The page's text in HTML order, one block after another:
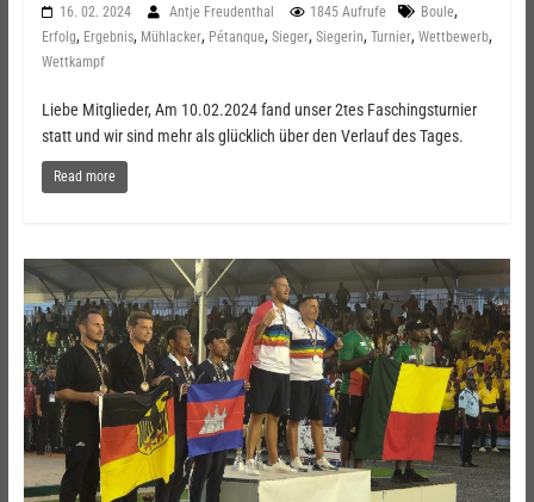
16. 02. 2024 Antje Freudenthal 1845 Aufrufe Boule,
Erfolg, Ergebnis, Mühlacker, Pétanque, Sieger, Siegerin, Turnier, Wettbewerb,
Wettkampf
Liebe Mitglieder, Am 10.02.2024 fand unser 2tes Faschingsturnier
statt und wir sind mehr als glücklich über den Verlauf des Tages.
Read more